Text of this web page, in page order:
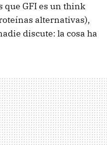
que GFI es un think
alternativas),
discute: la cosa ha